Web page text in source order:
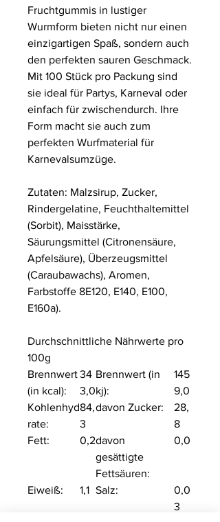
Fruchtgummis in lustiger
Wurmform bieten nicht nur einen
einzigartigen Spaß, sondern auch
den perfekten sauren Geschmack.
Mit 100 Stück pro Packung sind
sie ideal für Partys, Karneval oder
einfach für zwischendurch. Ihre
Form macht sie auch zum
perfekten Wurfmaterial für
Karnevalsumzüge.
Zutaten: Malzsirup, Zucker,
Rindergelatine, Feuchthaltemittel
(Sorbit), Maisstärke,
Säurungsmittel (Citronensäure,
Apfelsäure), Überzeugsmittel
(Caraubawachs), Aromen,
Farbstoffe 8E120, E140, E100,
E160a).
Durchschnittliche Nährwerte pro
100g
Brennwert
(in kcal):
34
3,0
Brennwert (in
kj):
145
9,0
Kohlenhyd
rate:
84,
3
davon Zucker:
28,
8
Fett:
0,2davon
gesättigte
Fettsäuren:
0,0
Eiweiß: 1,1 Salz:
0,0
3